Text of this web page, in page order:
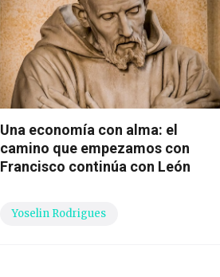
Una economía con alma: el
camino que empezamos con
Francisco continúa con León
Yoselin Rodrigues